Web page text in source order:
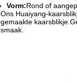
Vorm:Rond of
Ons Huaiyang-
gemaakte
smaak.